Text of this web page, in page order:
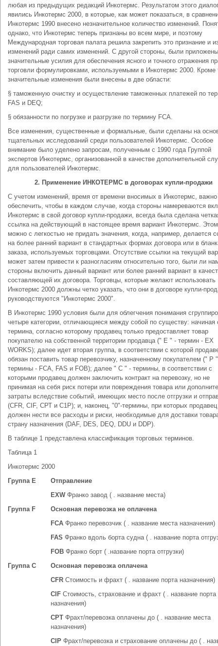
любая из предыдущих редакций Инкотермс. Результатом этого
явились Инкотермс 2000, в которые, как может показаться, в
Инкотермс 1990 внесено незначительное количество изменений.
однако, что Инкотермс теперь признаны во всем мире, и поэтому
Международная торговая палата решила закрепить это признание и
изменений ради самих изменений. С другой стороны, были приложены
значительные усилия для обеспечения ясного и точного отражения
торговли формулировками, используемыми в Инкотермс 2000. Кроме
значительные изменения были внесены в две области:
§ таможенную очистку и осуществление таможенных платежей по
FAS и DEQ;
§ обязанности по погрузке и разгрузке по термину FCA.
Все изменения, существенные и формальные, были сделаны на
тщательных исследований среди пользователей Инкотермс. Особое
внимание было уделено запросам, полученным с 1990 года Группой
экспертов Инкотермс, организованной в качестве дополнительной
для пользователей Инкотермс.
2. Применение ИНКОТЕРМС в договорах купли-продажи
С учетом изменений, время от времени вносимых в Инкотермс, важно
обеспечить, чтобы в каждом случае, когда стороны намереваются
Инкотермс в свой договор купли-продажи, всегда была сделана
ссылка на действующий в настоящее время вариант Инкотермс.
можно с легкостью не придать значения, когда, например, делается
на более ранний вариант в стандартных формах договора или в
заказа, используемых торговцами. Отсутствие ссылки на текущий
может затем привести к разногласиям относительно того, были ли
стороны включить данный вариант или более ранний вариант в
составляющей их договора. Торговцы, которые желают использовать
Инкотермс 2000 должны четко указать, что они в договоре купли-
руководствуются "Инкотермс 2000".
В Инкотермс 1990 условия были для облегчения понимания
четыре категории, отличающиеся между собой по существу: начиная
термина, согласно которому продавец только предоставляет товар
покупателю на собственной территории продавца (" Е " - термин - EX
WORKS); далее идет вторая группа, в соответствии с которой
обязан поставить товар перевозчику, назначенному покупателем (" Р
термины - FCA, FAS и FOB); далее " С " - термины, в соответствии с
которыми продавец должен заключить контракт на перевозку, но не
принимая на себя риск потери или повреждения товара или
затраты вследствие событий, имеющих место после отгрузки и
(CFR, CIF, СРТ и С1Р); и, наконец, "0"-термины, при которых продавец
должен нести все расходы и риски, необходимые для доставки
страну назначения (DAF, DES, DEQ, DDU и DDP).
В таблице 1 представлена классификация торговых терминов.
Таблица 1
Инкотермс 2000
Группа Е
Отправление
EXW Франко завод ( . название места)
Группа F
Основная перевозка не оплачена
FCA Франко перевозчик ( . название места назначения)
FAS Франко вдоль борта судна ( . название порта
FOB Франко борт ( .название порта отгрузки)
Группа С
Основная перевозка оплачена
CFR Стоимость и фрахт ( . название порта назначения)
CIF Стоимость, страхование и фрахт ( . название порта
назначения)
CРТ Фрахт/перевозка оплачены до ( . название места
назначения)
CIP Фрахт/перевозка и страхование оплачены до ( .